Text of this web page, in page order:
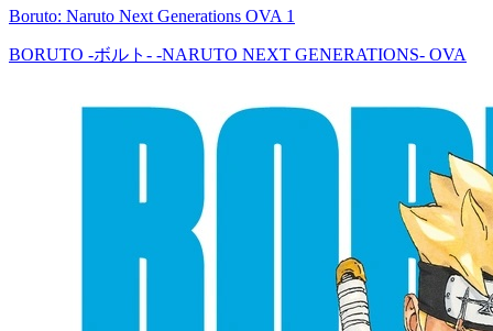
Boruto: Naruto Next Generations OVA 1
BORUTO -ボルト- -NARUTO NEXT GENERATIONS- OVA